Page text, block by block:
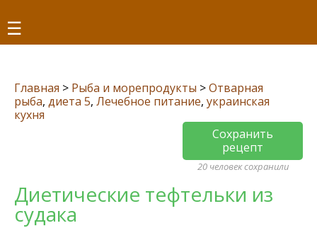
☰
Главная > Рыба и морепродукты >Отварная
рыба, диета 5, Лечебное питание, украинская
кухня
Сохранить
рецепт
20 человек сохранили
Диетические тефтельки из
судака